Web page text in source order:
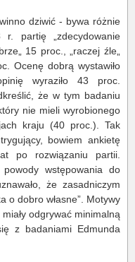
dziwić - bywa różnie
partię „zdecydowanie
15 proc., „raczej źle„
Ocenę dobrą wystawiło
wyraziło 43 proc.
że w tym badaniu
nie mieli wyrobionego
kraju (40 proc.). Tak
bowiem ankietę
po rozwiązaniu partii.
wstępowania do
że zasadniczym
o dobro własne”. Motywy
odgrywać minimalną
z badaniami Edmunda